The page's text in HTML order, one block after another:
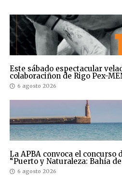
Este sábado espectacular
colaboraciñon de Rigo Pex-
6 agosto 2026
La APBA convoca el
“Puerto y Naturaleza: Bahía
6 agosto 2026